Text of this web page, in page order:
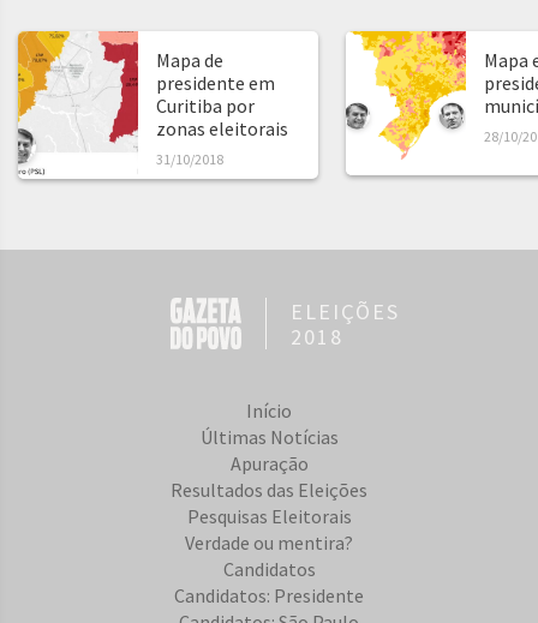
Mapa de
presidente em
Curitiba por
zonas eleitorais
31/10/2018
Mapa
28/10/
ELEIÇÕES
2018
Início
Últimas Notícias
Apuração
Resultados das Eleições
Pesquisas Eleitorais
Verdade ou mentira?
Candidatos
Candidatos: Presidente